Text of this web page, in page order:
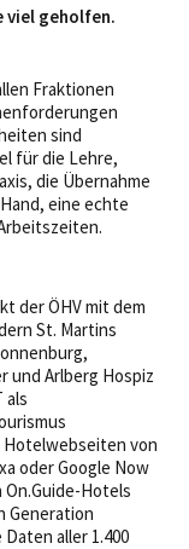
viel geholfen.
Fraktionen
sind
für die Lehre,
die Übernahme
eine echte
der ÖHV mit dem
St. Martins
und Arlberg Hospiz
als
Hotelwebseiten von
oder Google Now
Hotels
Generation
aller 1.400